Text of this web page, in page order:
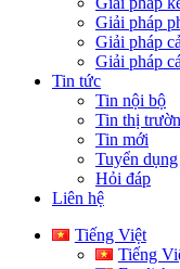
Giải pháp
Giải pháp
Giải pháp
Tin tức
Tin nội bộ
Tin thị
Tin mới
Tuyển dụng
Hỏi đáp
Liên hệ
Tiếng Việt
Tiếng